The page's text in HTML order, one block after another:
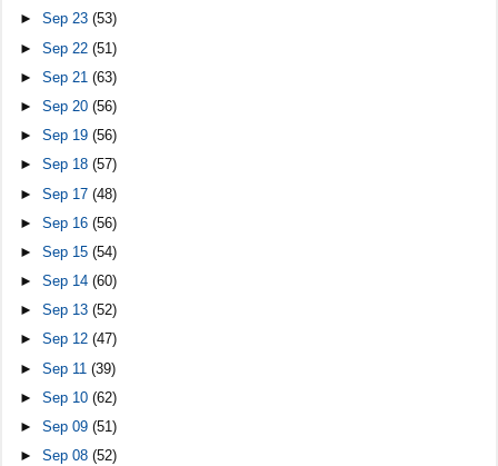
►Sep 23(53)
►Sep 22(51)
►Sep 21(63)
►Sep 20(56)
►Sep 19(56)
►Sep 18(57)
►Sep 17(48)
►Sep 16(56)
►Sep 15(54)
►Sep 14(60)
►Sep 13(52)
►Sep 12(47)
►Sep 11(39)
►Sep 10(62)
►Sep 09(51)
►Sep 08(52)